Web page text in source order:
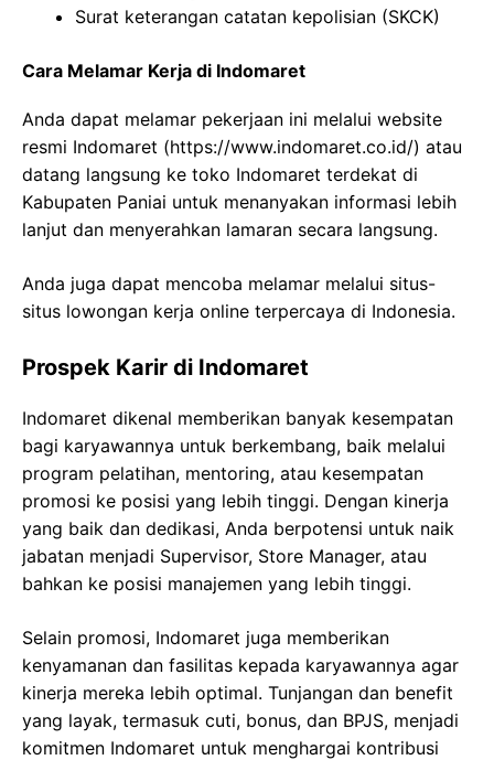
Surat keterangan catatan kepolisian (SKCK)
Cara Melamar Kerja di Indomaret
Anda dapat melamar pekerjaan ini melalui website
resmi Indomaret (https://www.indomaret.co.id/) atau
datang langsung ke toko Indomaret terdekat di
Kabupaten Paniai untuk menanyakan informasi lebih
lanjut dan menyerahkan lamaran secara langsung.
Anda juga dapat mencoba melamar melalui situs-
situs lowongan kerja online terpercaya di Indonesia.
Prospek Karir di Indomaret
Indomaret dikenal memberikan banyak kesempatan
bagi karyawannya untuk berkembang, baik melalui
program pelatihan, mentoring, atau kesempatan
promosi ke posisi yang lebih tinggi. Dengan kinerja
yang baik dan dedikasi, Anda berpotensi untuk naik
jabatan menjadi Supervisor, Store Manager, atau
bahkan ke posisi manajemen yang lebih tinggi.
Selain promosi, Indomaret juga memberikan
kenyamanan dan fasilitas kepada karyawannya agar
kinerja mereka lebih optimal. Tunjangan dan benefit
yang layak, termasuk cuti, bonus, dan BPJS, menjadi
komitmen Indomaret untuk menghargai kontribusi